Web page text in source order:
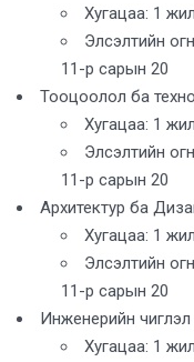
Хугацаа: 1 жил
Элсэлтийн
11-р сарын 20
Тооцоолол ба
Хугацаа: 1 жил
Элсэлтийн
11-р сарын 20
Архитектур ба
Хугацаа: 1 жил
Элсэлтийн
11-р сарын 20
Инженерийн чиглэл
Хугацаа: 1 жил